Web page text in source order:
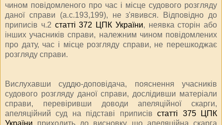
чином повідомленого про час і місце судового розгляду
даної справи (а.с.193,199), не з'явився. Відповідно до
приписів ч.2 статті 372 ЦПК України, неявка сторін або
інших учасників справи, належним чином повідомлених
про дату, час і місце розгляду справи, не перешкоджає
розгляду справи.
Вислухавши суддю-доповідача, пояснення учасників
судового розгляду даної справи, дослідивши матеріали
справи, перевіривши доводи апеляційної скарги,
апеляційний суд на підставі приписівстатті 375 ЦПК
України приходить до висновку, що апеляційна скарга